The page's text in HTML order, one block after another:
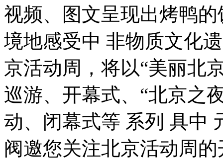
视频、图文呈现出烤鸭
境地感受中 非物质文化
京活动周，将以“美丽北
巡游、开幕式、“北京之
动、闭幕式等 系列 具中
阀邀您关注北京活动周